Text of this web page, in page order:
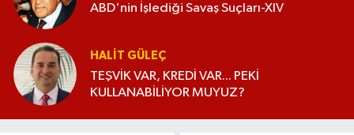
ABD'nin İşlediği Savaş Suçları-XIV
HALIT GÜLEÇ
TEŞVİK VAR, KREDİ VAR... PEKİ
KULLANABİLİYOR MUYUZ?